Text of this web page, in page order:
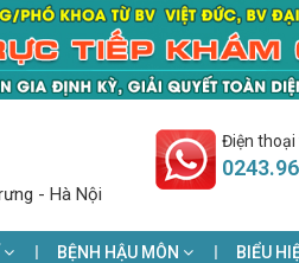
- Hà Nội
Điện thoại
BỆNH HẬU MÔN BIỂU